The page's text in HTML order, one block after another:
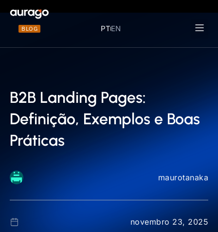
BLOG PTEN
B2B Landing Pages:
Definição, Exemplos e Boas
Práticas
maurotanaka
novembro 23, 2025